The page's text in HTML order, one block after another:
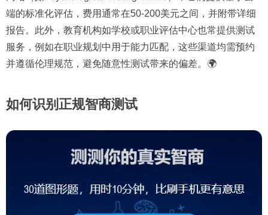
端的标准化评估，费用通常在50-200美元之间，并附带详细
报告。此外，教育机构如学校或职业评估中心也常提供测试
服务，例如在职业规划中用于能力匹配，这些渠道均需预约
并遵循伦理规范，避免随意性测试带来的偏差。🌍
如何识别正规智商测试